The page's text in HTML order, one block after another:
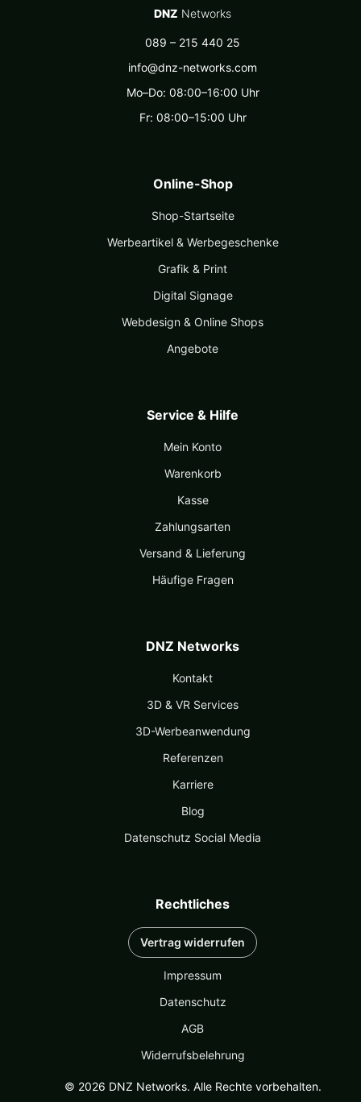
DNZ Networks
089 – 215 440 25
info@dnz-networks.com
Mo–Do: 08:00–16:00 Uhr
Fr: 08:00–15:00 Uhr
Online-Shop
Shop-Startseite
Werbeartikel & Werbegeschenke
Grafik & Print
Digital Signage
Webdesign & Online Shops
Angebote
Service & Hilfe
Mein Konto
Warenkorb
Kasse
Zahlungsarten
Versand & Lieferung
Häufige Fragen
DNZ Networks
Kontakt
3D & VR Services
3D-Werbeanwendung
Referenzen
Karriere
Blog
Datenschutz Social Media
Rechtliches
Vertrag widerrufen
Impressum
Datenschutz
AGB
Widerrufsbelehrung
© 2026 DNZ Networks. Alle Rechte vorbehalten.